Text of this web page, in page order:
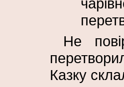
Не
Казку